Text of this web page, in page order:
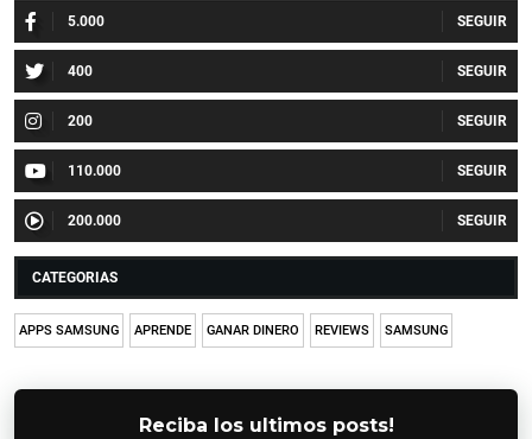
5.000
400
200
110.000
200.000
CATEGORIAS
APPS SAMSUNG APRENDE GANAR DINERO REVIEWS SAMSUNG
Reciba los ultimos posts!